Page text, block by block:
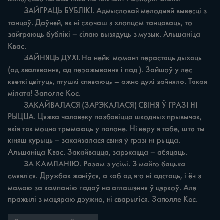
танцаў. Даўней, як ні схочаш з хлопцом танцаваць, то
зайграюць бублікі – сілаю вывядуць з музык. Альшаніца
Квас.
(ад хвалявання, ад перажывання і пад.). Зайшоў у лес:
кветкі цвітуць, птушкі спяваюць – ажно духі зайняло. Такая
мілата! Заполле Кос.
РЫЦЦА. Цяжка чалавеку пазбавіцца шкодных прывычак,
якія так моцна трымаюць у палоне. Ні веру я табе, што ты
кіняш курыць – закайвалася свіня ў гразі ні рыцца.
Альшаніца Квас. Закайвацца, зарэкацца – абяцаць.
смяяліся. Дружбак жаніўся, а каб ад яго ні адстаць, і ён з
мамаю за кампанію падаў на аглашэння ў цэркоў. Але
пражылі з мацяраю дружно, ні сварыліся. Заполле Кос.